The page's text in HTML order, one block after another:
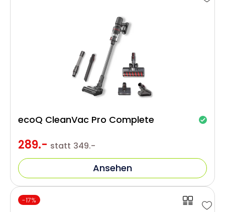
289.- statt 349.-
ecoQ CleanVac Pro Complete
Ansehen
-17%